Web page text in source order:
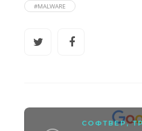
#MALWARE
СОФТВЕР,